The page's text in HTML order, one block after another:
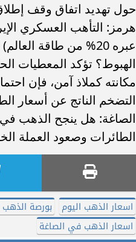
حول تهديد اتفاق وقف
هرمز: التأهب العسكري
عبره 20% من طاقة
الهبوط؟ ​تؤكد المعطيات
مكانته كملاذ آمن، فإن
التضخم الناتج عن أسعار
الطائرات وصعود العملة
اسعار الذهب اليوم بورصة الذهب
اسعار الذهب في الصاغة